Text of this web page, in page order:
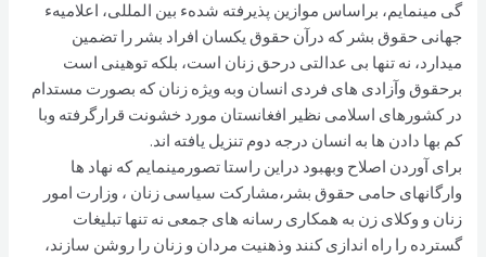
گی مينمايم، براساس موازين پذيرفته شدهء بين المللی، اعلاميهء
جهانی حقوق بشر که درآن حقوق يکسان افراد بشر را تضمين
ميدارد، نه تنها بی عدالتی درحق زنان است، بلکه توهينی است
برحقوق وآزادی های فردی انسان وبه ويژه زنان که بصورت مستدام
در کشورهای اسلامی نظير افغانستان مورد خشونت قرارگرفته وبا
کم بها دادن ها به انسان درجه دوم تنزيل يافته اند.
برای آوردن اصلاح وبهبود دراين راستا تصورمینمایم که نهاد ها
وارگانهای حامی حقوق بشر،مشارکت سیاسی زنان ، وزارت امور
زنان و وکلای زن به همکاری رسانه های جمعی نه تنها تبليغات
گسترده را راه اندازی کنند وذهنيت مردان و زنان را روشن سازند،